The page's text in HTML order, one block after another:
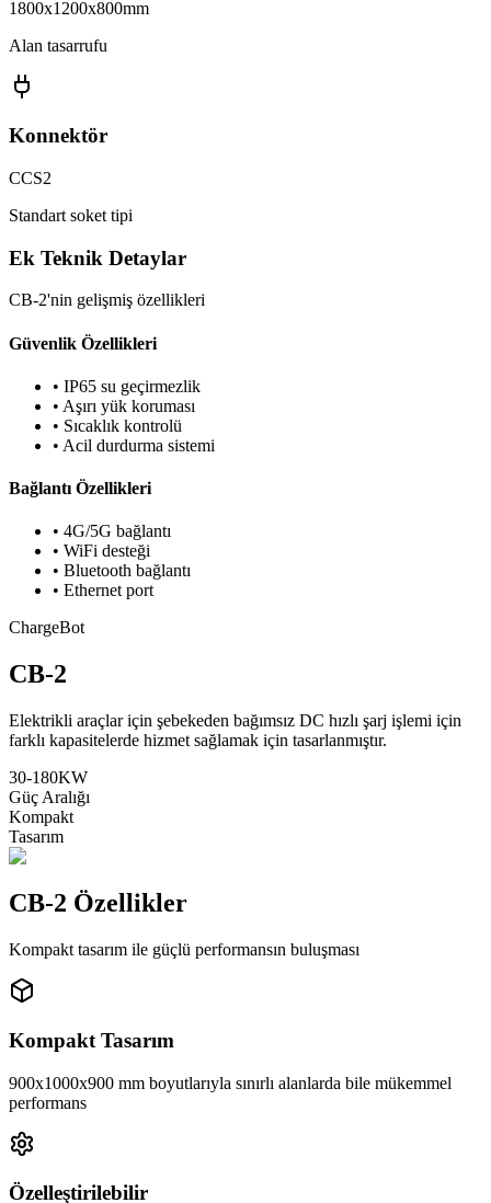
1800x1200x800mm
Alan tasarrufu
Konnektör
CCS2
Standart soket tipi
Ek Teknik Detaylar
CB-2'nin gelişmiş özellikleri
Güvenlik Özellikleri
• IP65 su geçirmezlik
• Aşırı yük koruması
• Sıcaklık kontrolü
• Acil durdurma sistemi
Bağlantı Özellikleri
• 4G/5G bağlantı
• WiFi desteği
• Bluetooth bağlantı
• Ethernet port
ChargeBot
CB-2
Elektrikli araçlar için şebekeden bağımsız DC hızlı şarj işlemi için
farklı kapasitelerde hizmet sağlamak için tasarlanmıştır.
30-180KW
Güç Aralığı
Kompakt
Tasarım
CB-2 Özellikler
Kompakt tasarım ile güçlü performansın buluşması
Kompakt Tasarım
900x1000x900 mm boyutlarıyla sınırlı alanlarda bile mükemmel
performans
Özelleştirilebilir